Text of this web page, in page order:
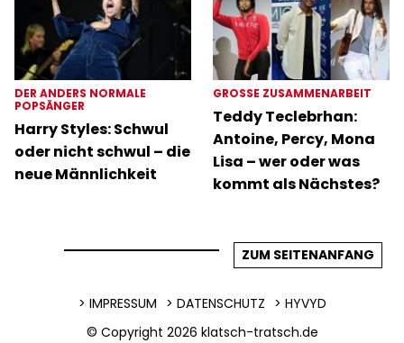
DER ANDERS NORMALE
POPSÄNGER
Harry Styles: Schwul
oder nicht schwul – die
neue Männlichkeit
GROSSE ZUSAMMENARBEIT
Teddy Teclebrhan:
Antoine, Percy, Mona
Lisa – wer oder was
kommt als Nächstes?
ZUM SEITENANFANG
IMPRESSUM DATENSCHUTZ
HYVYD
© Copyright 2026 klatsch-tratsch.de